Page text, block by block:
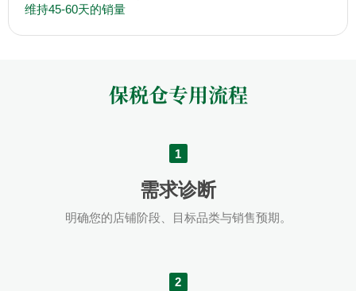
维持45-60天的销量
保税仓专用流程
1
需求诊断
明确您的店铺阶段、目标品类与销售预期。
2